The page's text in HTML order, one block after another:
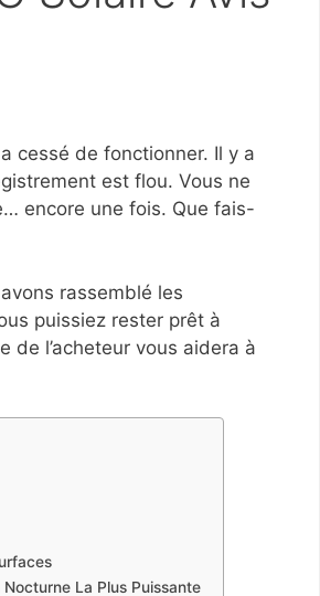
cessé de fonctionner. Il y a
est flou. Vous ne
encore une fois. Que fais-
avons rassemblé les
puissiez rester prêt à
de l’acheteur vous aidera à
La Plus Puissante